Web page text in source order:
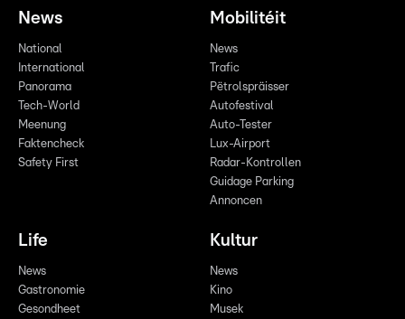
News
National
International
Panorama
Tech-World
Meenung
Faktencheck
Safety First
Mobilitéit
News
Trafic
Pëtrolspräisser
Autofestival
Auto-Tester
Lux-Airport
Radar-Kontrollen
Guidage Parking
Annoncen
Life
News
Gastronomie
Gesondheet
Kultur
News
Kino
Musek